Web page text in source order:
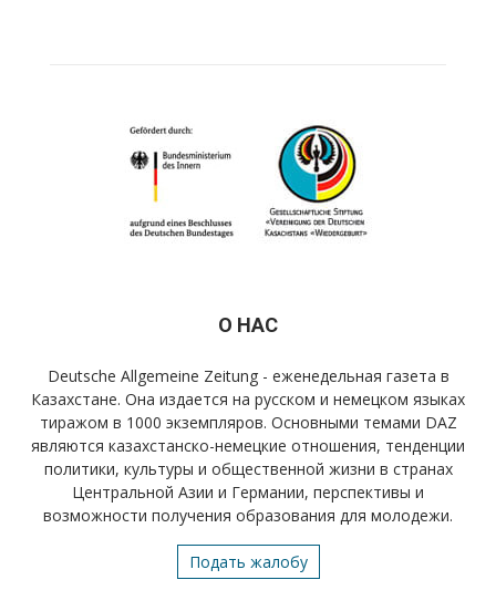
О НАС
Deutsche Allgemeine Zeitung - еженедельная газета в
Казахстане. Она издается на русском и немецком языках
тиражом в 1000 экземпляров. Основными темами DAZ
являются казахстанско-немецкие отношения, тенденции
политики, культуры и общественной жизни в странах
Центральной Азии и Германии, перспективы и
возможности получения образования для молодежи.
Подать жалобу